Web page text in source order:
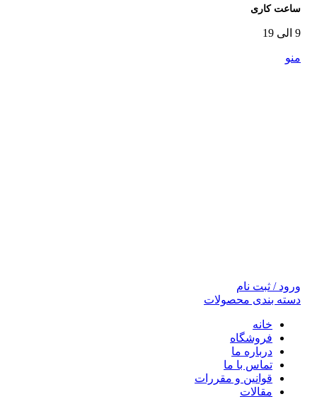
ساعت کاری
9 الی 19
منو
ورود / ثبت نام
دسته بندی محصولات
خانه
فروشگاه
درباره ما
تماس با ما
قوانین و مقررات
مقالات